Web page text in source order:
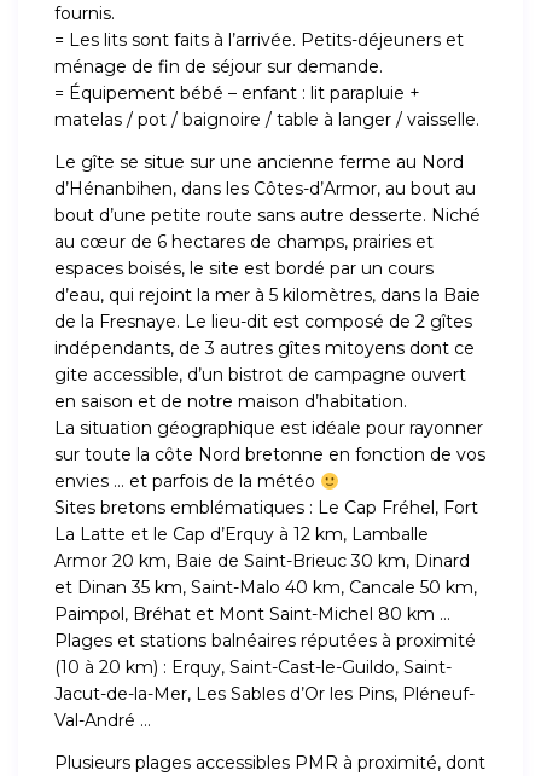
fournis.
= Les lits sont faits à l’arrivée. Petits-déjeuners et
ménage de fin de séjour sur demande.
= Équipement bébé – enfant : lit parapluie +
matelas / pot / baignoire / table à langer / vaisselle.
Le gîte se situe sur une ancienne ferme au Nord
d’Hénanbihen, dans les Côtes-d’Armor, au bout au
bout d’une petite route sans autre desserte. Niché
au cœur de 6 hectares de champs, prairies et
espaces boisés, le site est bordé par un cours
d’eau, qui rejoint la mer à 5 kilomètres, dans la Baie
de la Fresnaye. Le lieu-dit est composé de 2 gîtes
indépendants, de 3 autres gîtes mitoyens dont ce
gite accessible, d’un bistrot de campagne ouvert
en saison et de notre maison d’habitation.
La situation géographique est idéale pour rayonner
sur toute la côte Nord bretonne en fonction de vos
envies … et parfois de la météo
Sites bretons emblématiques : Le Cap Fréhel, Fort
La Latte et le Cap d’Erquy à 12 km, Lamballe
Armor 20 km, Baie de Saint-Brieuc 30 km, Dinard
et Dinan 35 km, Saint-Malo 40 km, Cancale 50 km,
Paimpol, Bréhat et Mont Saint-Michel 80 km …
Plages et stations balnéaires réputées à proximité
(10 à 20 km) : Erquy, Saint-Cast-le-Guildo, Saint-
Jacut-de-la-Mer, Les Sables d’Or les Pins, Pléneuf-
Val-André …
Plusieurs plages accessibles PMR à proximité, dont